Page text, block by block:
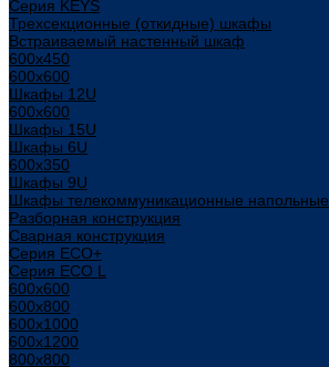
Cерия KEYS
Трехсекционные (откидные) шкафы
Встраиваемый настенный шкаф
600x450
600x600
Шкафы 12U
600x600
Шкафы 15U
Шкафы 6U
600x350
Шкафы 9U
Шкафы телекоммуникационные напольные
Разборная конструкция
Сварная конструкция
Серия ECO+
Серия ECO L
600x600
600x800
600х1000
600х1200
800x800